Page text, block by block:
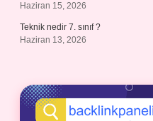
Haziran 15, 2026
Teknik nedir 7. sınıf ?
Haziran 13, 2026